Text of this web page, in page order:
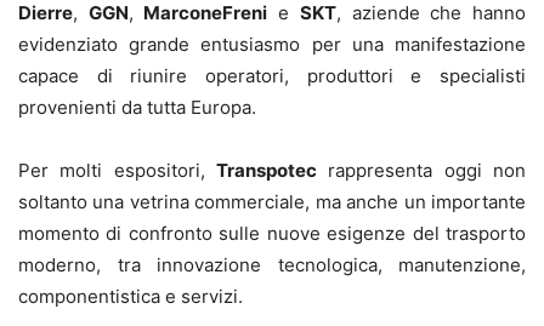
Dierre, GGN, MarconeFreni e SKT, aziende che hanno
evidenziato grande entusiasmo per una manifestazione
capace di riunire operatori, produttori e specialisti
provenienti da tutta Europa.
Per molti espositori, Transpotec rappresenta oggi non
soltanto una vetrina commerciale, ma anche un importante
momento di confronto sulle nuove esigenze del trasporto
moderno, tra innovazione tecnologica, manutenzione,
componentistica e servizi.